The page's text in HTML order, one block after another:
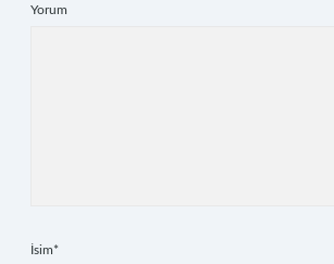
Yorum
İsim*